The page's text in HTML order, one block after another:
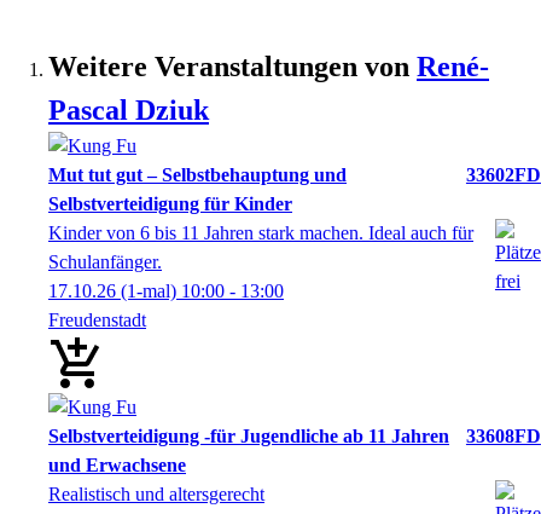
Weitere Veranstaltungen von René-
Pascal Dziuk
Mut tut gut – Selbstbehauptung und
Selbstverteidigung für Kinder
33602FD
Kinder von 6 bis 11 Jahren stark machen. Ideal auch für
Schulanfänger.
17.10.26 (1-mal) 10:00 - 13:00
Freudenstadt
Selbstverteidigung -für Jugendliche ab 11 Jahren
und Erwachsene
33608FD
Realistisch und altersgerecht